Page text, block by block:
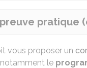
pratique
vous proposer un
le